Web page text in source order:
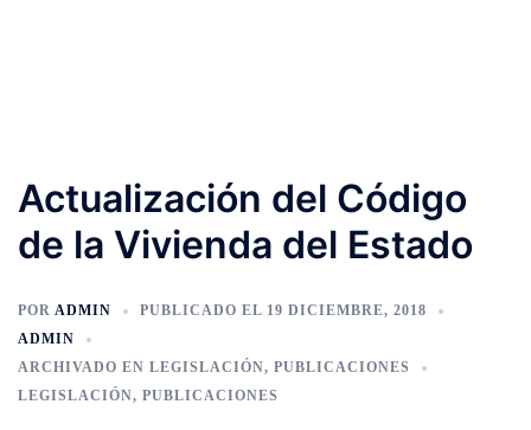
Actualización del Código
de la Vivienda del Estado
POR ADMIN PUBLICADO EL 19 DICIEMBRE, 2018
ADMIN
ARCHIVADO EN LEGISLACIÓN, PUBLICACIONES
LEGISLACIÓN, PUBLICACIONES